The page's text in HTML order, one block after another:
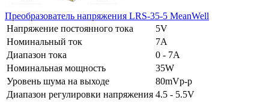
Преобразователь напряжения LRS-35-5 MeanWell
Напряжение постоянного тока
5V
Номинальный ток
7A
Диапазон тока
0 - 7A
Номинальная мощность
35W
Уровень шума на выходе
80mVp-p
Диапазон регулировки напряжения 4.5 - 5.5V